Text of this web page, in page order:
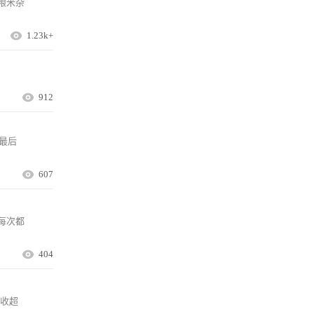
米杂
1.23k+
912
后
607
次都
404
超